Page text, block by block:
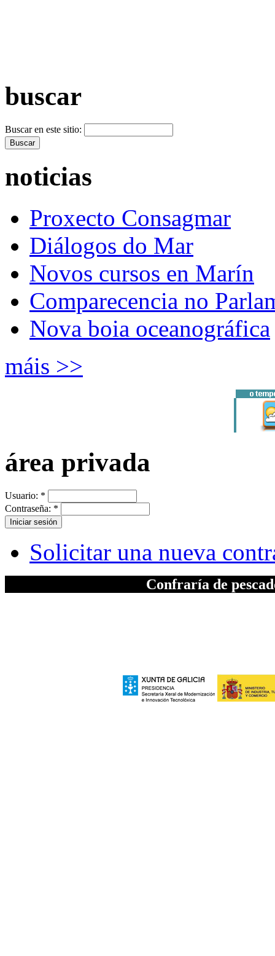
buscar
Buscar en este sitio:
noticias
Proxecto Consagmar
Diálogos do Mar
Novos cursos en Marín
Comparecencia no
Nova boia oceanográfica
máis >>
área privada
Usuario: *
Contraseña: *
Solicitar una nueva
Confraría de